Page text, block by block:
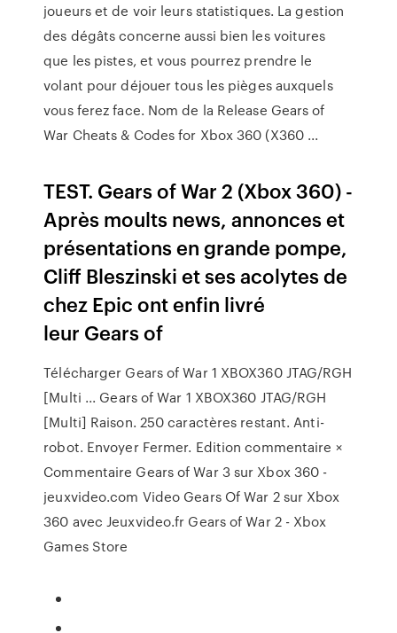
joueurs et de voir leurs statistiques. La gestion
des dégâts concerne aussi bien les voitures
que les pistes, et vous pourrez prendre le
volant pour déjouer tous les pièges auxquels
vous ferez face. Nom de la Release Gears of
War Cheats & Codes for Xbox 360 (X360 ...
TEST. Gears of War 2 (Xbox 360) -
Après moults news, annonces et
présentations en grande pompe,
Cliff Bleszinski et ses acolytes de
chez Epic ont enfin livré
leur Gears of
Télécharger Gears of War 1 XBOX360 JTAG/RGH
[Multi ... Gears of War 1 XBOX360 JTAG/RGH
[Multi] Raison. 250 caractères restant. Anti-
robot. Envoyer Fermer. Edition commentaire ×
Commentaire Gears of War 3 sur Xbox 360 -
jeuxvideo.com Video Gears Of War 2 sur Xbox
360 avec Jeuxvideo.fr Gears of War 2 - Xbox
Games Store